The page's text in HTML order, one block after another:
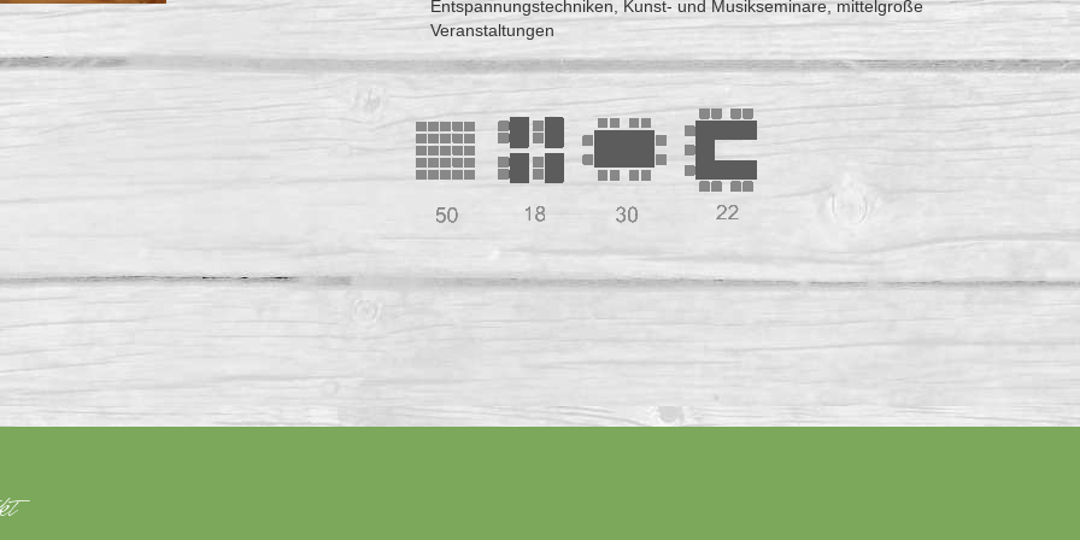
Entspannungstechniken, Kunst- und Musikseminare, mittelgroße
Veranstaltungen